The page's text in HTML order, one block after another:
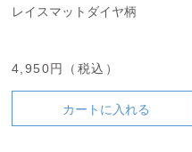
レイスマットダイヤ柄
4,950円（税込）
カートに入れる